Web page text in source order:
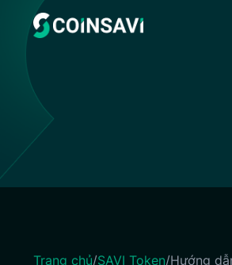
content
Trang chủ/SAVI Token/Hướng